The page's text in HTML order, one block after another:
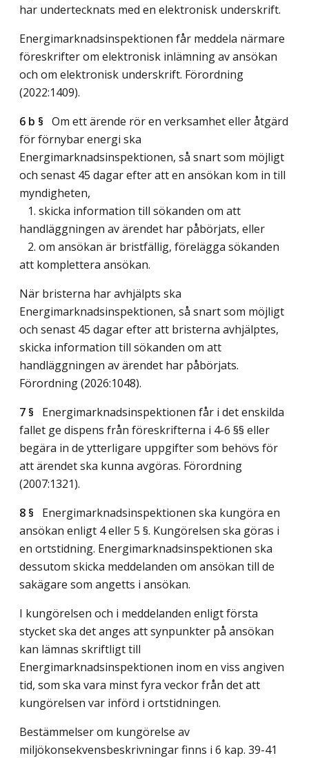
har undertecknats med en elektronisk underskrift.
Energimarknadsinspektionen får meddela närmare
föreskrifter om elektronisk inlämning av ansökan
och om elektronisk underskrift. Förordning
(2022:1409).
6 b § Om ett ärende rör en verksamhet eller åtgärd
för förnybar energi ska
Energimarknadsinspektionen, så snart som möjligt
och senast 45 dagar efter att en ansökan kom in till
myndigheten,
1. skicka information till sökanden om att
handläggningen av ärendet har påbörjats, eller
2. om ansökan är bristfällig, förelägga sökanden
att komplettera ansökan.
När bristerna har avhjälpts ska
Energimarknadsinspektionen, så snart som möjligt
och senast 45 dagar efter att bristerna avhjälptes,
skicka information till sökanden om att
handläggningen av ärendet har påbörjats.
Förordning (2026:1048).
7 § Energimarknadsinspektionen får i det enskilda
fallet ge dispens från föreskrifterna i 4-6 §§ eller
begära in de ytterligare uppgifter som behövs för
att ärendet ska kunna avgöras. Förordning
(2007:1321).
8 § Energimarknadsinspektionen ska kungöra en
ansökan enligt 4 eller 5 §. Kungörelsen ska göras i
en ortstidning. Energimarknadsinspektionen ska
dessutom skicka meddelanden om ansökan till de
sakägare som angetts i ansökan.
I kungörelsen och i meddelanden enligt första
stycket ska det anges att synpunkter på ansökan
kan lämnas skriftligt till
Energimarknadsinspektionen inom en viss angiven
tid, som ska vara minst fyra veckor från det att
kungörelsen var införd i ortstidningen.
Bestämmelser om kungörelse av
miljökonsekvensbeskrivningar finns i 6 kap. 39-41